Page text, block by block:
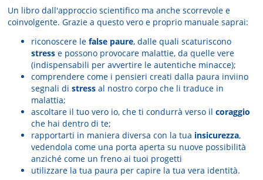
Un libro dall'approccio scientifico ma anche scorrevole e
coinvolgente. Grazie a questo vero e proprio manuale saprai:
riconoscere lefalse paure, dalle quali scaturiscono
stress e possono provocare malattie, da quelle vere
(indispensabili per avvertire le autentiche minacce);
comprendere come i pensieri creati dalla paura inviino
segnali distress al nostro corpo che li traduce in
malattia;
ascoltare il tuo vero io, che ti condurrà verso ilcoraggio
che hai dentro di te;
rapportarti in maniera diversa con la tua insicurezza,
vedendola come una porta aperta su nuove possibilità
anziché come un freno ai tuoi progetti
utilizzare la tua paura per capire la tua vera identità.